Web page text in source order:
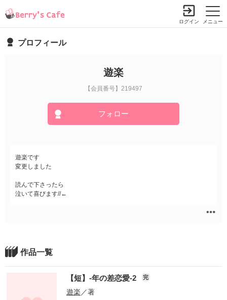
メニュー
ログイン
プロフィール
遊楽
【会員番号】219497
フォロー
遊楽です
変更しました
読んで下さったら
泣いて喜びます//←
作品一覧
【短】-年の差恋愛-2 完
遊楽 ／著